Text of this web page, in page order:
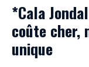
*Cala
coûte cher,
unique